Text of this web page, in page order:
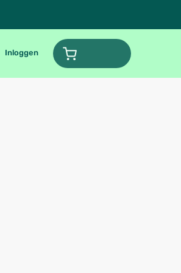
Inloggen